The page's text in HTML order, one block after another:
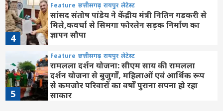
4
Feature छत्तीसगढ़ रायपुर लेटेस्ट
सांसद संतोष पांडेय ने केंद्रीय मंत्री नितिन गडकरी से
मिले,कवर्धा से सिमगा फोरलेन सड़क निर्माण का
ज्ञापन सौपा
5
Feature छत्तीसगढ़ रायपुर लेटेस्ट
रामलला दर्शन योजना: सीएम साय की रामलला
दर्शन योजना से बुजुर्गों, महिलाओं एवं आर्थिक रूप
से कमजोर परिवारों का वर्षों पुराना सपना हो रहा
साकार